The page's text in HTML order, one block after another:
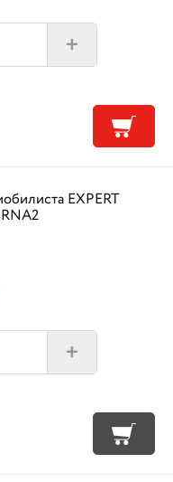
+
EXPERT
+